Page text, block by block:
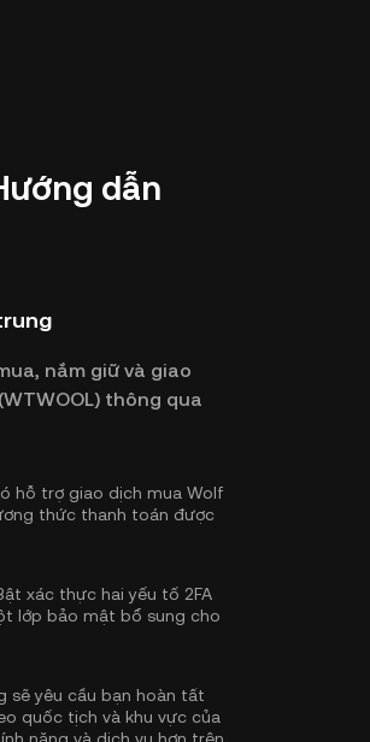
dẫn
nắm giữ và giao
thông qua
hỗ trợ giao dịch mua Wolf
thức thanh toán được
xác thực hai yếu tố 2FA
lớp bảo mật bổ sung cho
sẽ yêu cầu bạn hoàn tất
quốc tịch và khu vực của